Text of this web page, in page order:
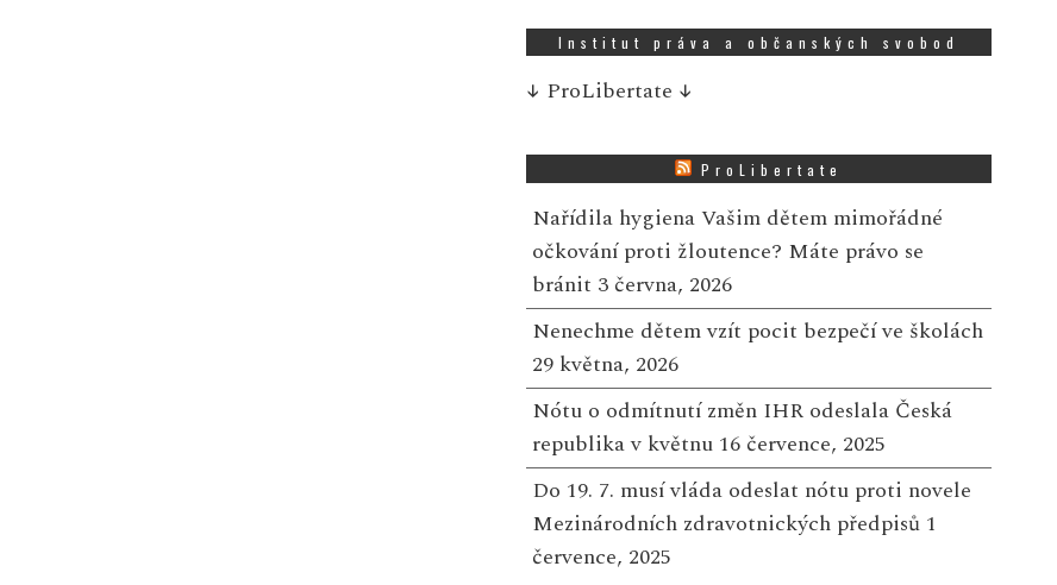
Institut práva a občanských svobod
↓ ProLibertate ↓
ProLibertate
Nařídila hygiena Vašim dětem mimořádné
očkování proti žloutence? Máte právo se
bránit 3 června, 2026
Nenechme dětem vzít pocit bezpečí ve školách
29 května, 2026
Nótu o odmítnutí změn IHR odeslala Česká
republika v květnu 16 července, 2025
Do 19. 7. musí vláda odeslat nótu proti novele
Mezinárodních zdravotnických předpisů 1
července, 2025